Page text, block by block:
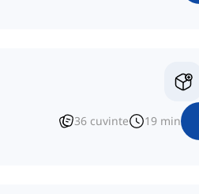
36 cuvinte 19 min